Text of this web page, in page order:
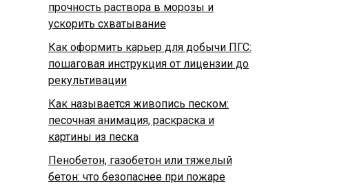
прочность раствора в морозы и
ускорить схватывание
Как оформить карьер для добычи ПГС:
пошаговая инструкция от лицензии до
рекультивации
Как называется живопись песком:
песочная анимация, раскраска и
картины из песка
Пенобетон, газобетон или тяжелый
бетон: что безопаснее при пожаре